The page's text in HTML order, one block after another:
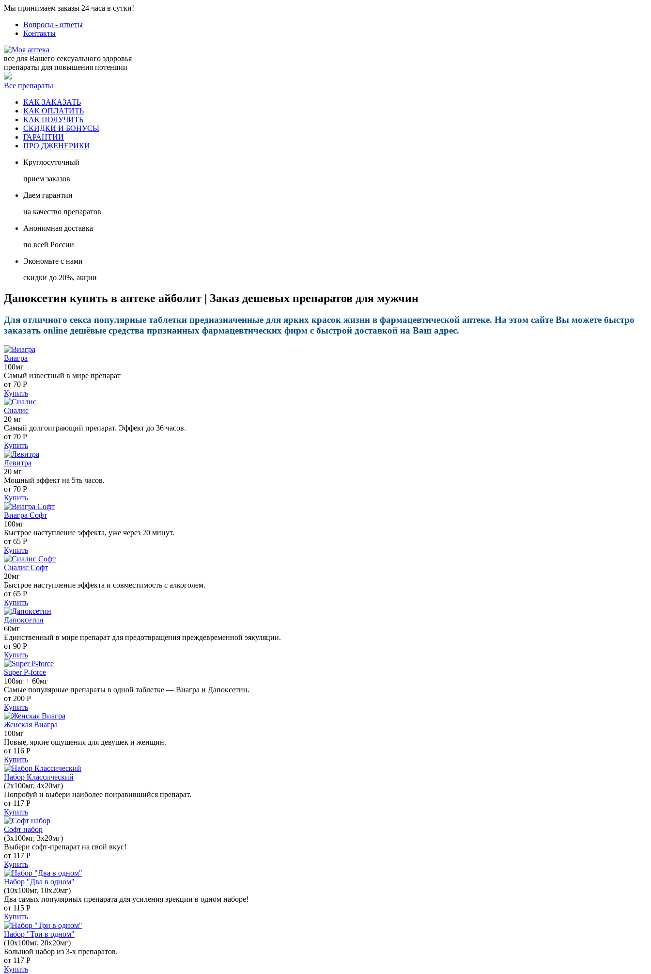
Мы принимаем заказы 24 часа в сутки!
Вопросы - ответы
Контакты
все для Вашего сексуального здоровья
препараты для повышения потенции
Все препараты
КАК ЗАКАЗАТЬ
КАК ОПЛАТИТЬ
КАК ПОЛУЧИТЬ
СКИДКИ И БОНУСЫ
ГАРАНТИИ
ПРО ДЖЕНЕРИКИ
Круглосуточный
прием заказов
Даем гарантии
на качество препаратов
Анонимная доставка
по всей России
Экономьте с нами
скидки до 20%, акции
Дапоксетин купить в аптеке айболит | Заказ дешевых препаратов для мужчин
Для отличного секса популярные таблетки предназначенные для ярких красок жизни в фармацевтической аптеке. На этом сайте Вы можете быстро
заказать online дешёвые средства признанных фармацевтических фирм с быстрой доставкой на Ваш адрес.
Виагра
100мг
Самый известный в мире препарат
от 70 Р
Купить
Сиалис
20 мг
Самый долгоиграющий препарат. Эффект до 36 часов.
от 70 Р
Купить
Левитра
20 мг
Мощный эффект на 5ть часов.
от 70 Р
Купить
Виагра Софт
100мг
Быстрое наступление эффекта, уже через 20 минут.
от 65 Р
Купить
Сиалис Софт
20мг
Быстрое наступление эффекта и совместимость с алкоголем.
от 65 Р
Купить
Дапоксетин
60мг
Единственный в мире препарат для предотвращения преждевременной эякуляции.
от 90 Р
Купить
Super P-force
100мг + 60мг
Самые популярные препараты в одной таблетке — Виагра и Дапоксетин.
от 200 Р
Купить
Женская Виагра
100мг
Новые, яркие ощущения для девушек и женщин.
от 116 Р
Купить
Набор Классический
(2x100мг, 4x20мг)
Попробуй и выбери наиболее понравившийся препарат.
от 117 Р
Купить
Софт набор
(3x100мг, 3x20мг)
Выбери софт-препарат на свой вкус!
от 117 Р
Купить
Набор "Два в одном"
(10x100мг, 10x20мг)
Два самых популярных препарата для усиления эрекции в одном наборе!
от 115 Р
Купить
Набор "Три в одном"
(10x100мг, 20x20мг)
Большой набор из 3-х препаратов.
от 117 Р
Купить